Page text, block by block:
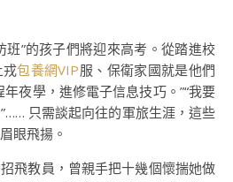
班”的孩子們將迎來高考。從踏進校
戎包養網VIP服、保衛家國就是他們
夜學，進修電子信息技巧。”“我要
只需談起向往的軍旅生涯，這些
眼飛揚。
飛教員，曾親手把十幾個懷揣她做